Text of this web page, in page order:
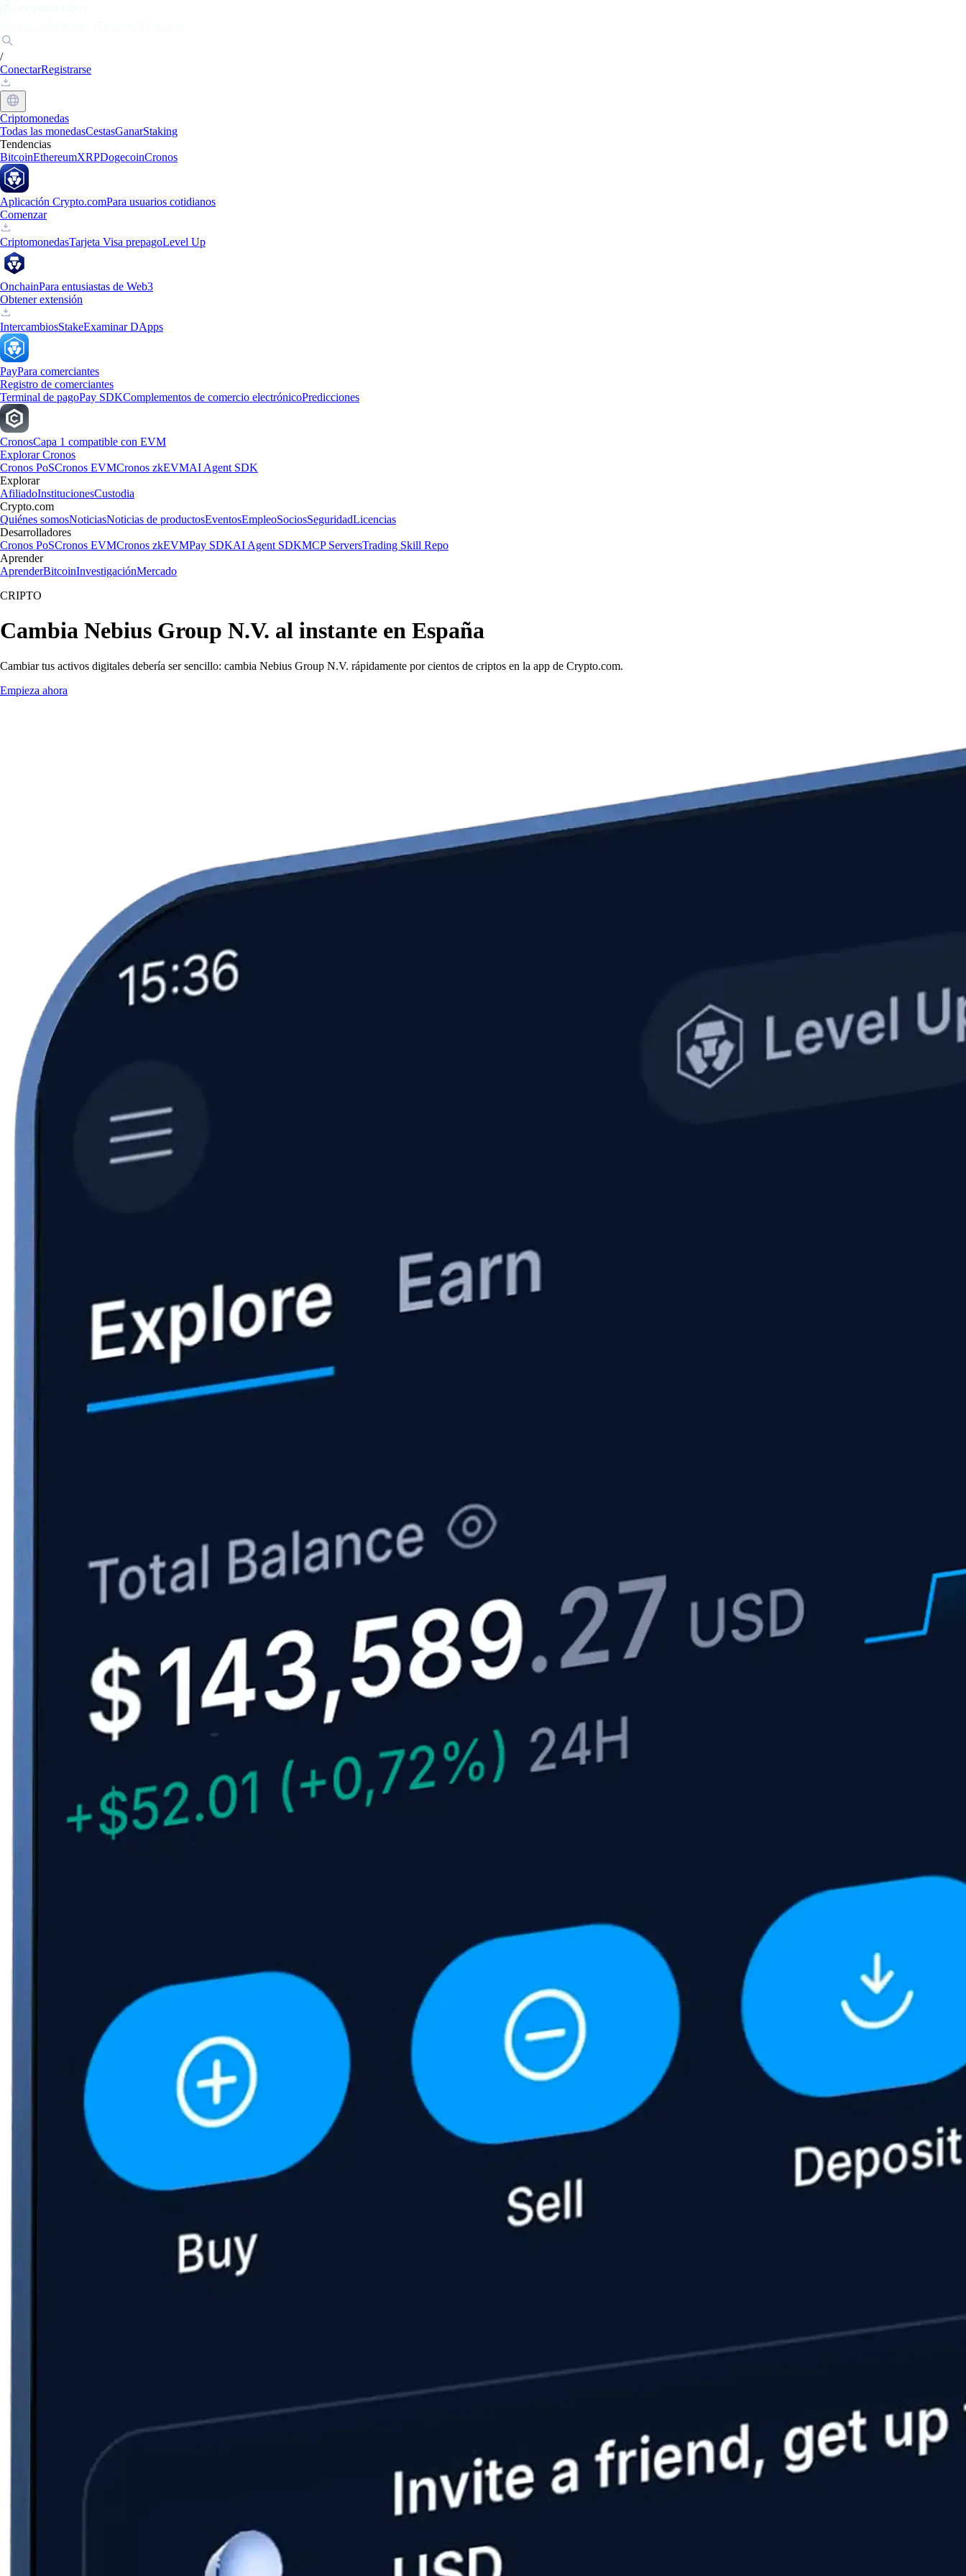
/
ConectarRegistrarse
Criptomonedas
Todas las monedasCestasGanarStaking
Tendencias
BitcoinEthereumXRPDogecoinCronos
Aplicación Crypto.comPara usuarios cotidianos
Comenzar
CriptomonedasTarjeta Visa prepagoLevel Up
OnchainPara entusiastas de Web3
Obtener extensión
IntercambiosStakeExaminar DApps
PayPara comerciantes
Registro de comerciantes
Terminal de pagoPay SDKComplementos de comercio electrónicoPredicciones
CronosCapa 1 compatible con EVM
Explorar Cronos
Cronos PoSCronos EVMCronos zkEVMAI Agent SDK
Explorar
AfiliadoInstitucionesCustodia
Crypto.com
Quiénes somosNoticiasNoticias de productosEventosEmpleoSociosSeguridadLicencias
Desarrolladores
Cronos PoSCronos EVMCronos zkEVMPay SDKAI Agent SDKMCP ServersTrading Skill Repo
Aprender
AprenderBitcoinInvestigaciónMercado
CRIPTO
Cambia Nebius Group N.V. al instante en España
Cambiar tus activos digitales debería ser sencillo: cambia Nebius Group N.V. rápidamente por cientos de criptos en la app de Crypto.com.
Empieza ahora